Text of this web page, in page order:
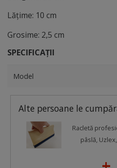
Lățime: 10 cm
Grosime: 2,5 cm
SPECIFICAȚII
Model
Alte persoane le
Racletă
pâslă,